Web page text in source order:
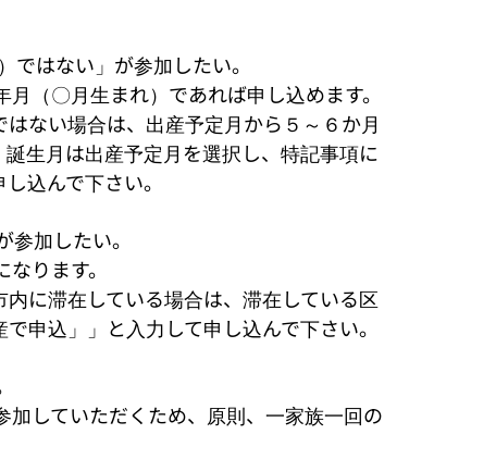
ではない」が参加したい。
（〇月生まれ）であれば申し込めます。
ない場合は、出産予定月から５～６か月
生月は出産予定月を選択し、特記事項に
込んで下さい。
加したい。
ります。
に滞在している場合は、滞在している区
申込」」と入力して申し込んで下さい。
加していただくため、原則、一家族一回の